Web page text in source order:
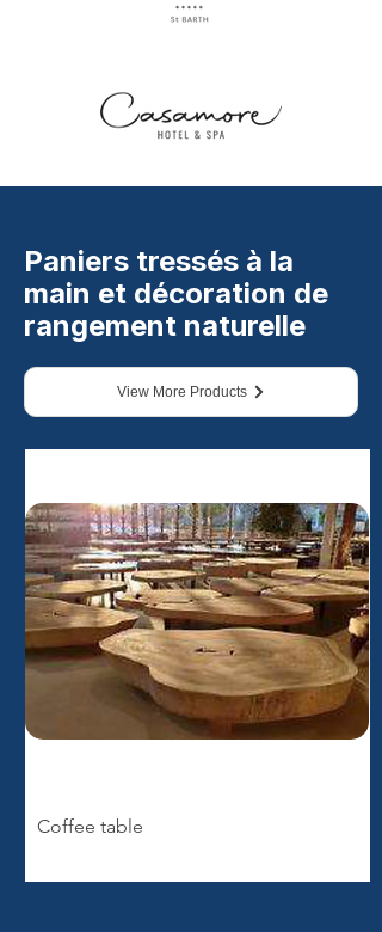
Paniers tressés à la
main et décoration de
rangement naturelle
View More Products
Coffee table